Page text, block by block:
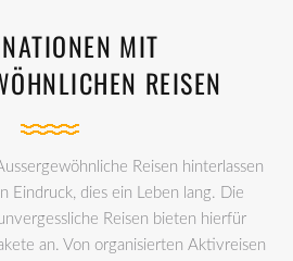
MIT
REISEN
Reisen hinterlassen
Eindruck, dies ein Leben lang. Die
Reisen bieten hierfür
an. Von organisierten Aktivreisen